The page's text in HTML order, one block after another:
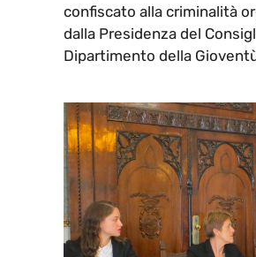
confiscato alla criminalità
dalla Presidenza del
Dipartimento della